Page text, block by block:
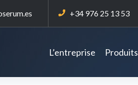
+34 976 25 13 53
L’entreprise Produits